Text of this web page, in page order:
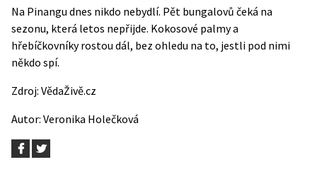
Na Pinangu dnes nikdo nebydlí. Pět bungalovů čeká na
sezonu, která letos nepřijde. Kokosové palmy a
hřebíčkovníky rostou dál, bez ohledu na to, jestli pod nimi
někdo spí.
Zdroj: VědaŽivě.cz
Autor: Veronika Holečková